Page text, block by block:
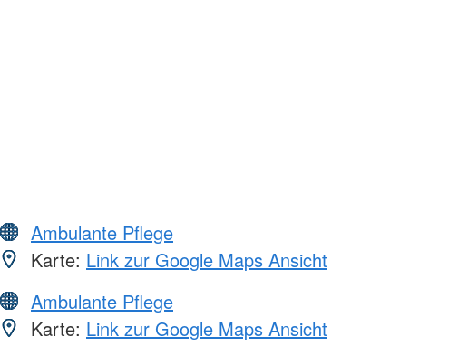
Ambulante Pflege
Karte: Link zur Google Maps Ansicht
Ambulante Pflege
Karte: Link zur Google Maps Ansicht